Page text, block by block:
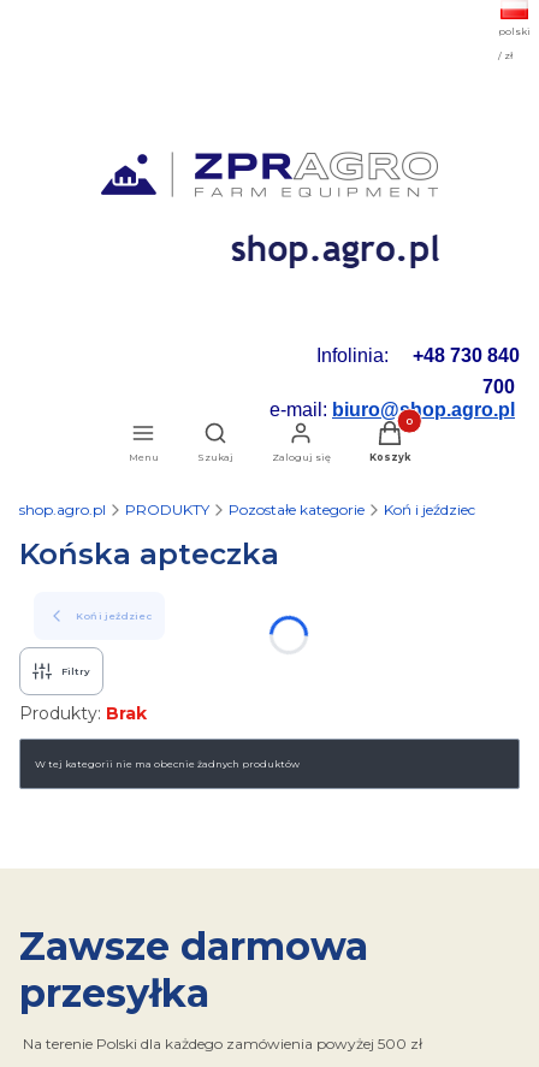
polski
/ zł
Infolinia: +48 730 840
700
e-mail: biuro@shop.agro.pl
Menu
Otwórz wyszukiwarkę
Szukaj Zaloguj się
Produkty w koszyku: 0.
Koszyk
shop.agro.pl PRODUKTY Pozostałe kategorie Koń i jeździec
Końska apteczka
Koń i jeździec
Filtry
Produkty: Brak
Lista produktów
W tej kategorii nie ma obecnie żadnych produktów
Zawsze darmowa
przesyłka
Na terenie Polski dla każdego zamówienia powyżej 500 zł